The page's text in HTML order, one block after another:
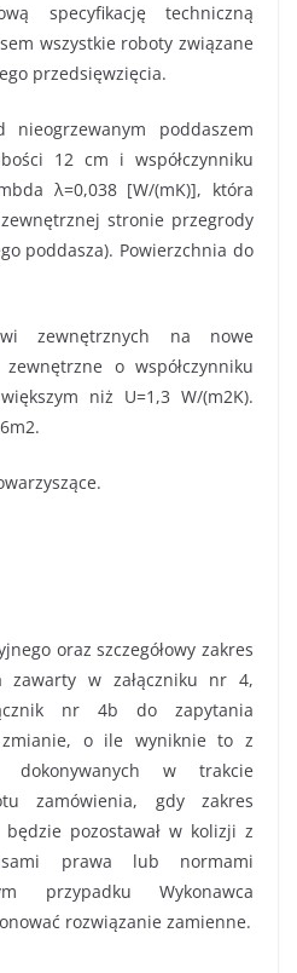
specyfikację techniczną
wszystkie roboty związane
przedsięwzięcia.
poddaszem
12 cm i współczynniku
λ=0,038 [W/(mK)], która
stronie przegrody
poddasza). Powierzchnia do
zewnętrznych na nowe
o współczynniku
niż U=1,3 W/(m2K).
oraz szczegółowy zakres
zawarty w załączniku nr 4,
nr 4b do zapytania
o ile wyniknie to z
w trakcie
zamówienia, gdy zakres
pozostawał w kolizji z
prawa lub normami
przypadku Wykonawca
rozwiązanie zamienne.